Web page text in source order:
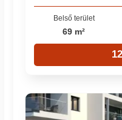
Belső terület
69 m²